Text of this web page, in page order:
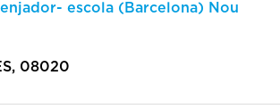
escola (Barcelona) Nou
08020